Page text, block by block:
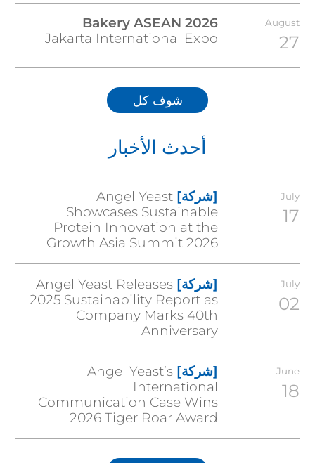
August
27
Bakery ASEAN 2026
Jakarta International Expo
شوف كل
أحدث الأخبار
July
17
[شركة] Angel Yeast
Showcases Sustainable
Protein Innovation at the
Growth Asia Summit 2026
July
02
[شركة] Angel Yeast Releases
2025 Sustainability Report as
Company Marks 40th
Anniversary
June
18
[شركة] Angel Yeast’s
International
Communication Case Wins
2026 Tiger Roar Award